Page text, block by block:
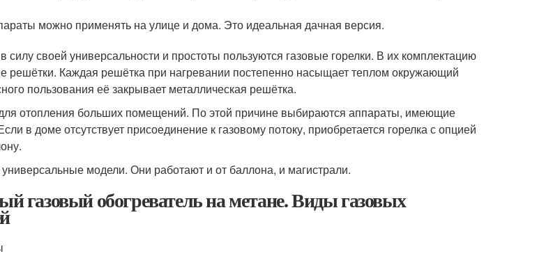
можно применять на улице и дома. Это идеальная дачная версия.
своей универсальности и простоты пользуются газовые горелки. В их комплектацию
решётки. Каждая решётка при нагревании постепенно насыщает теплом окружающий
пользования её закрывает металлическая решётка.
для отопления больших помещений. По этой причине выбираются аппараты, имеющие
в доме отсутствует присоединение к газовому потоку, приобретается горелка с опцией
модели. Они работают и от баллона, и магистрали.
газовый обогреватель на метане. Виды газовых